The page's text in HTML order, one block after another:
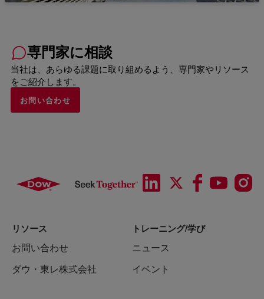
専門家に相談
当社は、あらゆる課題に取り組めるよう、専門家やリソース
をご紹介します。
お問い合わせ
リソース
お問い合わせ
ダウ・東レ株式会社
トレーニング/学び
ニュース
イベント